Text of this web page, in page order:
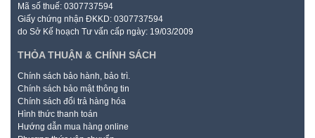
Mã số thuế: 0307737594
Giấy chứng nhận ĐKKD: 0307737594
do Sở Kế hoạch Tư vấn cấp ngày: 19/03/2009
THỎA THUẬN & CHÍNH SÁCH
Chính sách bảo hành, bảo trì.
Chính sách bảo mật thông tin
Chính sách đổi trả hàng hóa
Hình thức thanh toán
Hướng dẫn mua hàng online